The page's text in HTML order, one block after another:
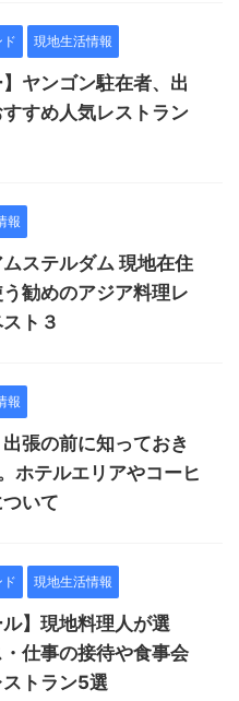
現地生活情報
】ヤンゴン駐在者、出
すめ人気レストラン
報
ステルダム 現地在住
勧めのアジア料理レ
ト３
報
出張の前に知っておき
ホテルエリアやコーヒ
いて
現地生活情報
ル】現地料理人が選
仕事の接待や食事会
トラン5選